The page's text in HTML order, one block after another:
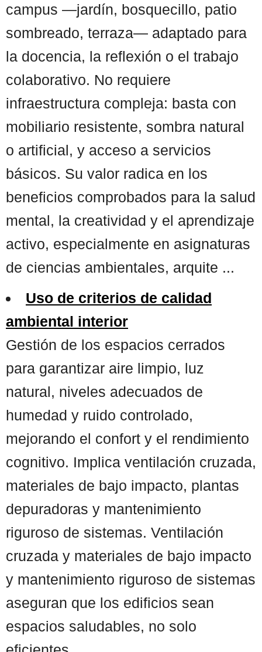
campus —jardín, bosquecillo, patio
sombreado, terraza— adaptado para
la docencia, la reflexión o el trabajo
colaborativo. No requiere
infraestructura compleja: basta con
mobiliario resistente, sombra natural
o artificial, y acceso a servicios
básicos. Su valor radica en los
beneficios comprobados para la salud
mental, la creatividad y el aprendizaje
activo, especialmente en asignaturas
de ciencias ambientales, arquite ...
Uso de criterios de calidad
ambiental interior
Gestión de los espacios cerrados
para garantizar aire limpio, luz
natural, niveles adecuados de
humedad y ruido controlado,
mejorando el confort y el rendimiento
cognitivo. Implica ventilación cruzada,
materiales de bajo impacto, plantas
depuradoras y mantenimiento
riguroso de sistemas. Ventilación
cruzada y materiales de bajo impacto
y mantenimiento riguroso de sistemas
aseguran que los edificios sean
espacios saludables, no solo